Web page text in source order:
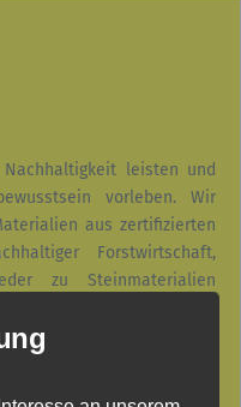
leisten und
vorleben. Wir
aus zertifizierten
Forstwirtschaft,
zu Steinmaterialien
wir regelmäßig
zum Schutz unseres